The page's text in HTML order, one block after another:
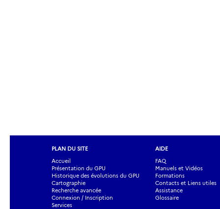
PLAN DU SITE
Accueil
Présentation du GPU
Historique des évolutions du GPU
Cartographie
Recherche avancée
Connexion / Inscription
Services
AIDE
FAQ
Manuels et Vidéos
Formations
Contacts et Liens utiles
Assistance
Glossaire